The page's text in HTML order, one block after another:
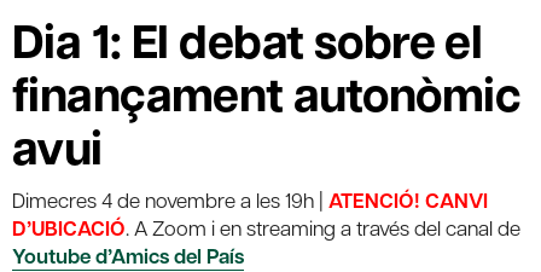
Dia 1: El debat sobre el
finançament autonòmic
avui
Dimecres 4 de novembre a les 19h | ATENCIÓ! CANVI
D’UBICACIÓ. A Zoom i en streaming a través del canal de
Youtube d’Amics del País